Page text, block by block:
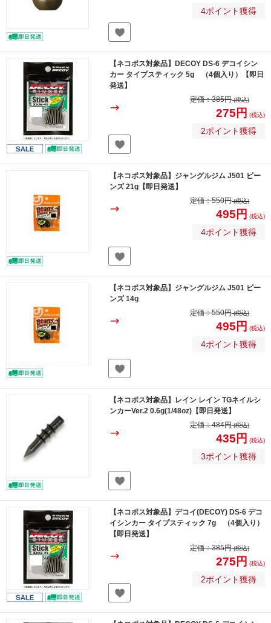
4ポイント獲得
【ネコポス対象品】DECOY DS-6 デコイシン
カー タイプスティック 5g （4個入り）【即日
発送】
定価：385円(税込)
275円 (税込)
2ポイント獲得
【ネコポス対象品】ジャングルジム J501 ビー
ンズ 21g【即日発送】
定価：550円(税込)
495円 (税込)
4ポイント獲得
【ネコポス対象品】ジャングルジム J501 ビー
ンズ 14g
定価：550円(税込)
495円 (税込)
4ポイント獲得
【ネコポス対象品】レイン レイン TGネイルシ
ンカーVer.2 0.6g(1/48oz)【即日発送】
定価：484円(税込)
435円 (税込)
3ポイント獲得
【ネコポス対象品】デコイ(DECOY) DS-6 デコ
イシンカー タイプスティック 7g （4個入り）
【即日発送】
定価：385円(税込)
275円 (税込)
2ポイント獲得